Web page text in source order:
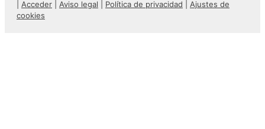
Acceder Aviso legal Política de privacidad
Ajustes de
cookies